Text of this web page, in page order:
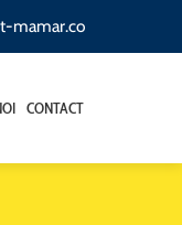
mamar.co
CONTACT